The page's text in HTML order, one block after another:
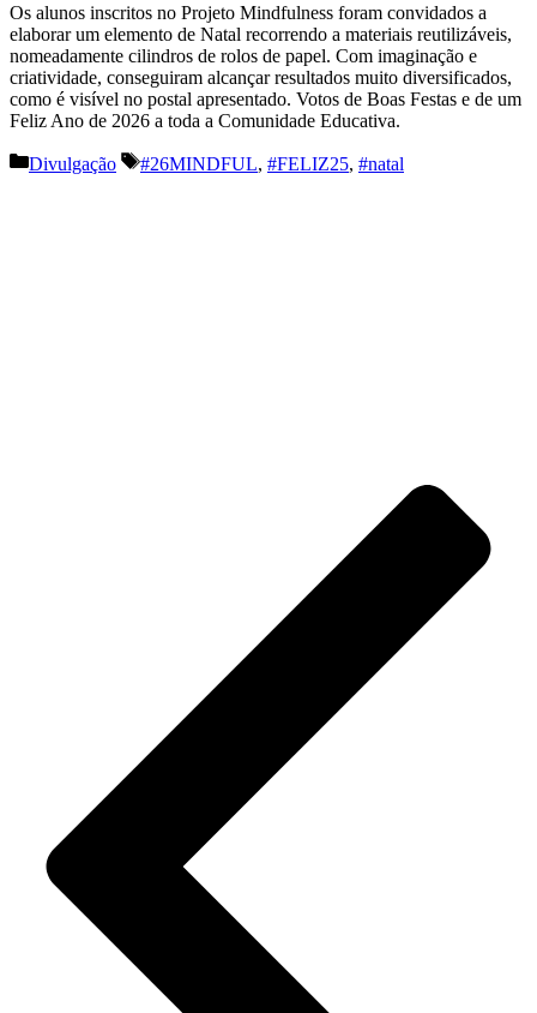
Os alunos inscritos no Projeto Mindfulness foram convidados a
elaborar um elemento de Natal recorrendo a materiais reutilizáveis,
nomeadamente cilindros de rolos de papel. Com imaginação e
criatividade, conseguiram alcançar resultados muito diversificados,
como é visível no postal apresentado. Votos de Boas Festas e de um
Feliz Ano de 2026 a toda a Comunidade Educativa.
Categorias
Divulgação Etiquetas
#26MINDFUL, #FELIZ25, #natal